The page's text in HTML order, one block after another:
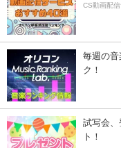
CS動画配
毎週の音
ク！
試写会
ト！